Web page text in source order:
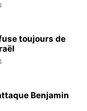
toujours de
Benjamin